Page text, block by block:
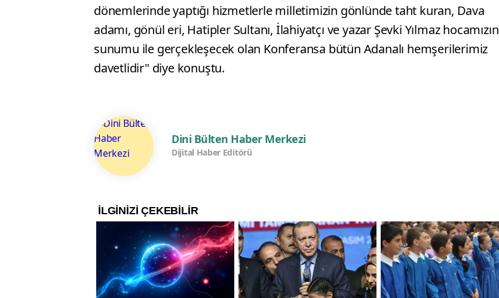
dönemlerinde yaptığı hizmetlerle milletimizin gönlünde taht kuran, Dava
adamı, gönül eri, Hatipler Sultanı, İlahiyatçı ve yazar Şevki Yılmaz hocamızın
sunumu ile gerçekleşecek olan Konferansa bütün Adanalı hemşerilerimiz
davetlidir" diye konuştu.
Dini Bülten Haber Merkezi
Dijital Haber Editörü